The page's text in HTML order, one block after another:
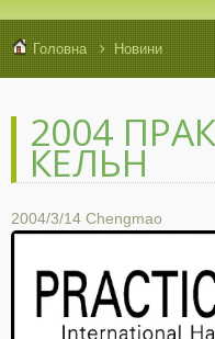
Головна Новини
2004
КЕЛЬН
2004/3/14 Chengmao